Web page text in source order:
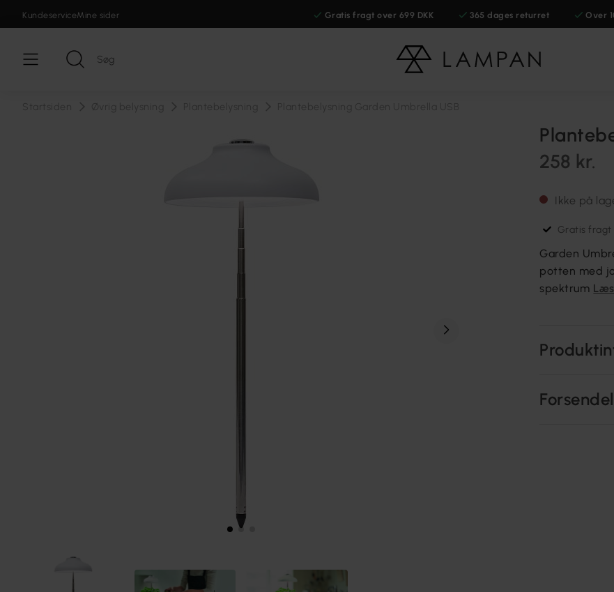
KundeserviceMine sider Gratis fragt over 699 DKK 365 dages returret Over
258 kr.
Ikke på
Gratis fragt
Garden
potten med
spektrum